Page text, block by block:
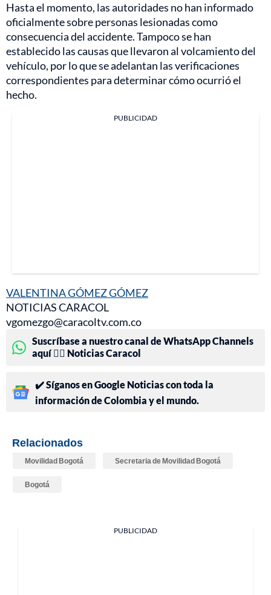
Hasta el momento, las autoridades no han informado
oficialmente sobre personas lesionadas como
consecuencia del accidente. Tampoco se han
establecido las causas que llevaron al volcamiento del
vehículo, por lo que se adelantan las verificaciones
correspondientes para determinar cómo ocurrió el
hecho.
PUBLICIDAD
VALENTINA GÓMEZ GÓMEZ
NOTICIAS CARACOL
vgomezgo@caracoltv.com.co
Suscríbase a nuestro canal de WhatsApp Channels
aquí 👉🏻 Noticias Caracol
✔️ Síganos en Google Noticias con toda la
información de Colombia y el mundo.
Relacionados
Movilidad Bogotá Secretaria de Movilidad Bogotá
Bogotá
PUBLICIDAD